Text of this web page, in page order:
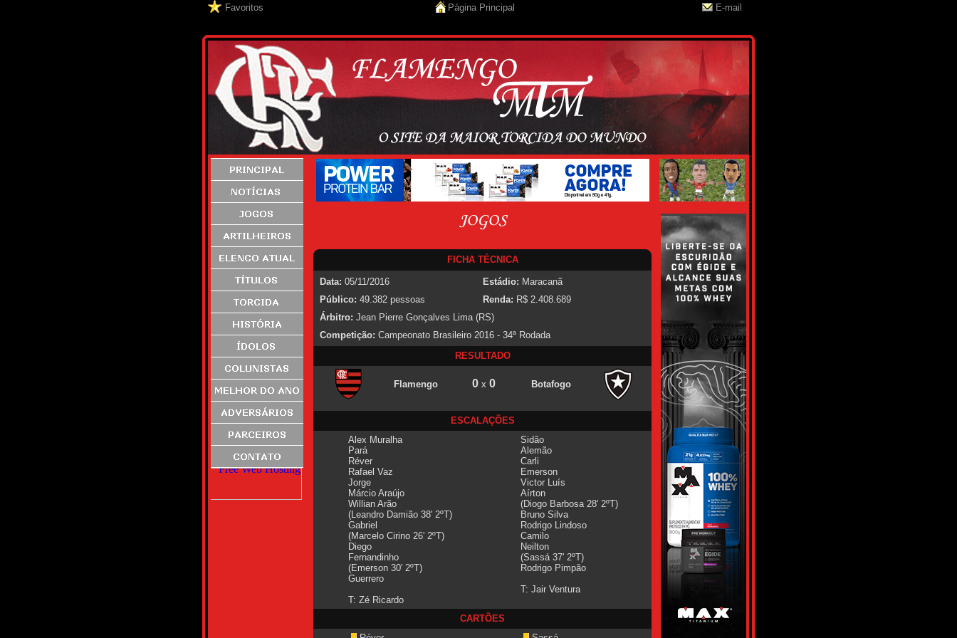
Favoritos Página Principal E-mail
FICHA TÉCNICA
Data: 05/11/2016 Estádio: Maracanã
Público: 49.382 pessoas Renda: R$ 2.408.689
Árbitro: Jean Pierre Gonçalves Lima (RS)
Competição: Campeonato Brasileiro 2016 - 34ª Rodada
RESULTADO
Flamengo 0 x 0 Botafogo
ESCALAÇÕES
Alex Muralha
Pará
Réver
Rafael Vaz
Jorge
Márcio Araújo
Willian Arão
(Leandro Damião 38' 2ºT)
Gabriel
(Marcelo Cirino 26' 2ºT)
Diego
Fernandinho
(Emerson 30' 2ºT)
Guerrero
T: Zé Ricardo
Sidão
Alemão
Carli
Emerson
Victor Luís
Aírton
(Diogo Barbosa 28' 2ºT)
Bruno Silva
Rodrigo Lindoso
Camilo
Neilton
(Sassá 37' 2ºT)
Rodrigo Pimpão
T: Jair Ventura
CARTÕES